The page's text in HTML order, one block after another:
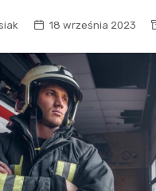
18 września 2023